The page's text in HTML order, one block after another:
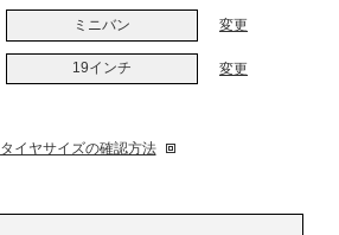
ミニバン 変更
19インチ 変更
タイヤサイズの確認方法